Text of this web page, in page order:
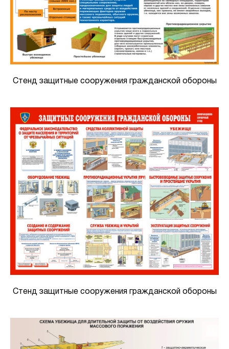
Стенд защитные сооружения гражданской обороны
Стенд защитные сооружения гражданской обороны